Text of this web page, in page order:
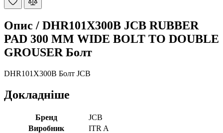
Опис / DHR101X300B JCB RUBBER
PAD 300 MM WIDE BOLT TO DOUBLE
GROUSER Болт
DHR101X300B Болт JCB
Докладніше
Бренд
JCB
Виробник
ITR A